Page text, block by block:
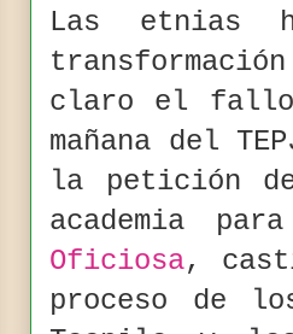
Las etnias
claro el fallo
mañana del
la petición
academia
Oficiosa,
proceso de